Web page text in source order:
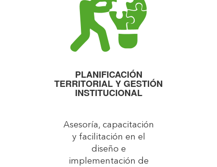
PLANIFICACIÓN
TERRITORIAL Y GESTIÓN
INSTITUCIONAL
Asesoría, capacitación
y facilitación en el
diseño e
implementación de